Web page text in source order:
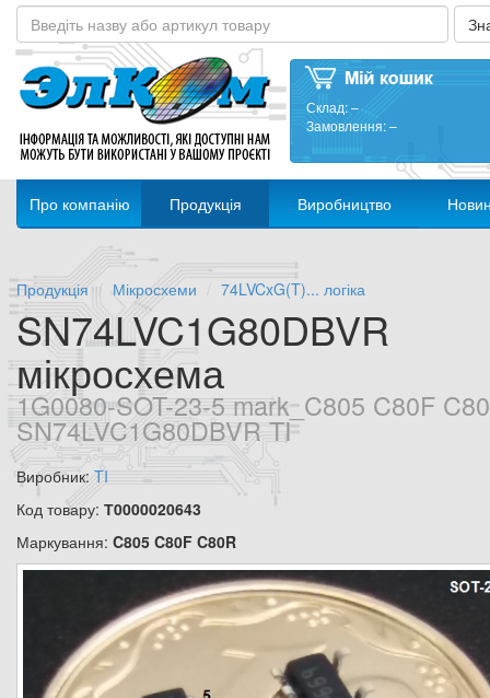
Склад:–
Замовлення:–
Про компанію Продукція Виробництво
Продукція Мікросхеми 74LVCxG(T)... логіка
SN74LVC1G80DBVR
мікросхема
1G0080-SOT-23-5 mark_C805 C80F
SN74LVC1G80DBVR TI
Виробник: TI
Код товару: Т0000020643
Маркування: C805 C80F C80R